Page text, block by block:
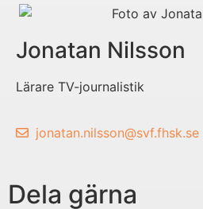
Jonatan Nilsson
Lärare TV-journalistik
jonatan.nilsson@svf.fhsk.se
Dela gärna